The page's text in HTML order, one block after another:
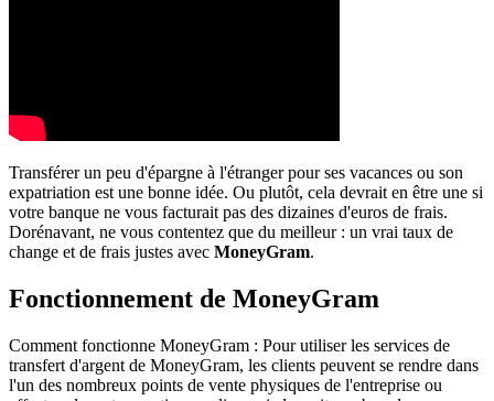
Transférer un peu d'épargne à l'étranger pour ses vacances ou son
expatriation est une bonne idée. Ou plutôt, cela devrait en être une si
votre banque ne vous facturait pas des dizaines d'euros de frais.
Dorénavant, ne vous contentez que du meilleur : un vrai taux de
change et de frais justes avec MoneyGram.
Fonctionnement de MoneyGram
Comment fonctionne MoneyGram : Pour utiliser les services de
transfert d'argent de MoneyGram, les clients peuvent se rendre dans
l'un des nombreux points de vente physiques de l'entreprise ou